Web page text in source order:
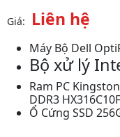
Giá: Liên hệ
Máy Bộ Dell
Bộ xử lý
Ram PC
DDR3
Ổ Cứng SSD